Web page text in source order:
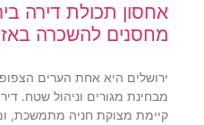
אחסון תכולת דירה
מחסנים להשכרה
ירושלים היא אחת הערים
מבחינת מגורים וניהול שטח.
קיימת מצוקת חניה מתמשכת,